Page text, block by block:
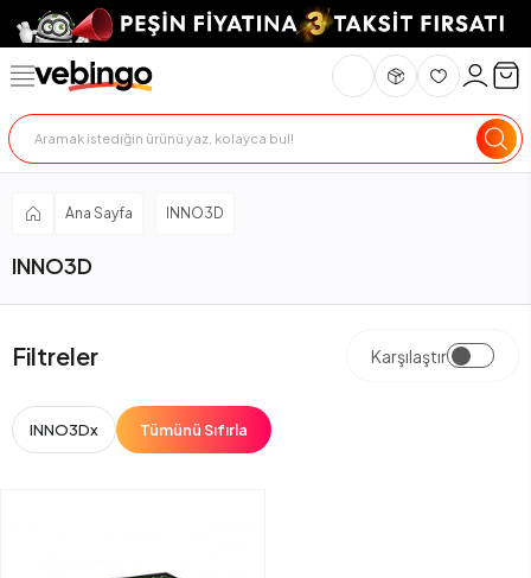
Ana Sayfa INNO3D
INNO3D
Filtreler Karşılaştır
INNO3Dx Tümünü Sıfırla